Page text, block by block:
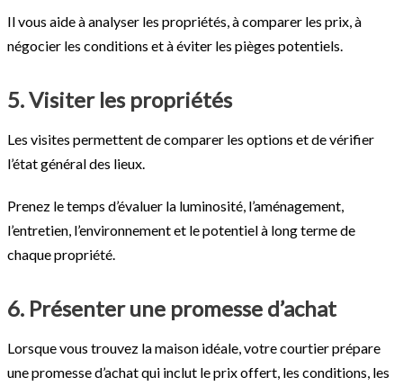
Il vous aide à analyser les propriétés, à comparer les prix, à
négocier les conditions et à éviter les pièges potentiels.
5. Visiter les propriétés
Les visites permettent de comparer les options et de vérifier
l’état général des lieux.
Prenez le temps d’évaluer la luminosité, l’aménagement,
l’entretien, l’environnement et le potentiel à long terme de
chaque propriété.
6. Présenter une promesse d’achat
Lorsque vous trouvez la maison idéale, votre courtier prépare
une promesse d’achat qui inclut le prix offert, les conditions, les